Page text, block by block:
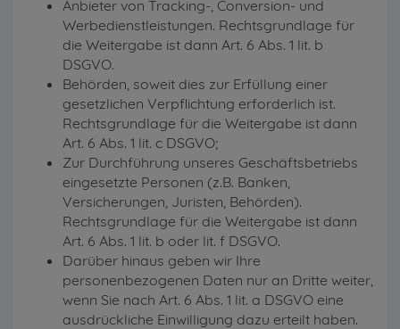
Anbieter von Tracking-, Conversion- und
Werbedienstleistungen. Rechtsgrundlage für
die Weitergabe ist dann Art. 6 Abs. 1 lit. b
DSGVO.
Behörden, soweit dies zur Erfüllung einer
gesetzlichen Verpflichtung erforderlich ist.
Rechtsgrundlage für die Weitergabe ist dann
Art. 6 Abs. 1 lit. c DSGVO;
Zur Durchführung unseres Geschäftsbetriebs
eingesetzte Personen (z.B. Banken,
Versicherungen, Juristen, Behörden).
Rechtsgrundlage für die Weitergabe ist dann
Art. 6 Abs. 1 lit. b oder lit. f DSGVO.
Darüber hinaus geben wir Ihre
personenbezogenen Daten nur an Dritte weiter,
wenn Sie nach Art. 6 Abs. 1 lit. a DSGVO eine
ausdrückliche Einwilligung dazu erteilt haben.